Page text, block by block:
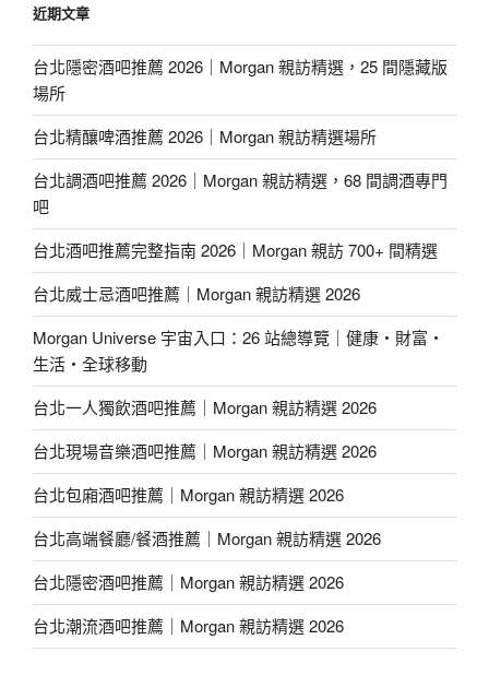
近期文章
台北隱密酒吧推薦 2026｜Morgan 親訪精選，25 間隱藏版
場所
台北精釀啤酒推薦 2026｜Morgan 親訪精選場所
台北調酒吧推薦 2026｜Morgan 親訪精選，68 間調酒專門
吧
台北酒吧推薦完整指南 2026｜Morgan 親訪 700+ 間精選
台北威士忌酒吧推薦｜Morgan 親訪精選 2026
Morgan Universe 宇宙入口：26 站總導覽｜健康・財富・
生活・全球移動
台北一人獨飲酒吧推薦｜Morgan 親訪精選 2026
台北現場音樂酒吧推薦｜Morgan 親訪精選 2026
台北包廂酒吧推薦｜Morgan 親訪精選 2026
台北高端餐廳/餐酒推薦｜Morgan 親訪精選 2026
台北隱密酒吧推薦｜Morgan 親訪精選 2026
台北潮流酒吧推薦｜Morgan 親訪精選 2026